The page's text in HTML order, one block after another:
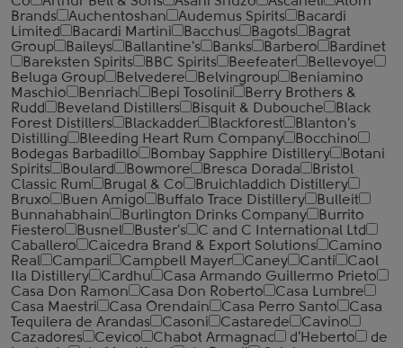
Brands
Auchentoshan Audemus Spirits
Bacardi
Limited
Bacardi Martini Bacchus Bagots
Bagrat
Group
Baileys Ballantine's Banks Barbero
Bardinet
Bareksten Spirits
BBC Spirits Beefeater
Bellevoye
Beluga Group
Belvedere Belvingroup
Beniamino
Maschio
Benriach Bepi Tosolini
Berry Brothers &
Rudd
Beveland Distillers Bisquit & Dubouche
Black
Forest Distillers
Blackadder Blackforest
Blanton's
Distilling
Bleeding Heart Rum Company
Bocchino
Bodegas Barbadillo
Bombay Sapphire Distillery
Botani
Spirits
Boulard Bowmore Bresca Dorada
Bristol
Classic Rum
Brugal & Co
Bruichladdich Distillery
Bruxo
Buen Amigo Buffalo Trace Distillery
Bulleit
Bunnahabhain
Burlington Drinks Company
Burrito
Fiestero
Busnel Buster's
C and C International Ltd
Caballero
Caicedra Brand & Export Solutions
Camino
Real
Campari Campbell Mayer Caney Canti
Caol
Ila Distillery
Cardhu
Casa Armando Guillermo Prieto
Casa Don Ramon
Casa Don Roberto
Casa Lumbre
Casa Maestri
Casa Orendain Casa Perro Santo
Casa
Tequilera de Arandas
Casoni Castarede
Cavino
Cazadores
Cevico Chabot Armagnac d'Heberto
de